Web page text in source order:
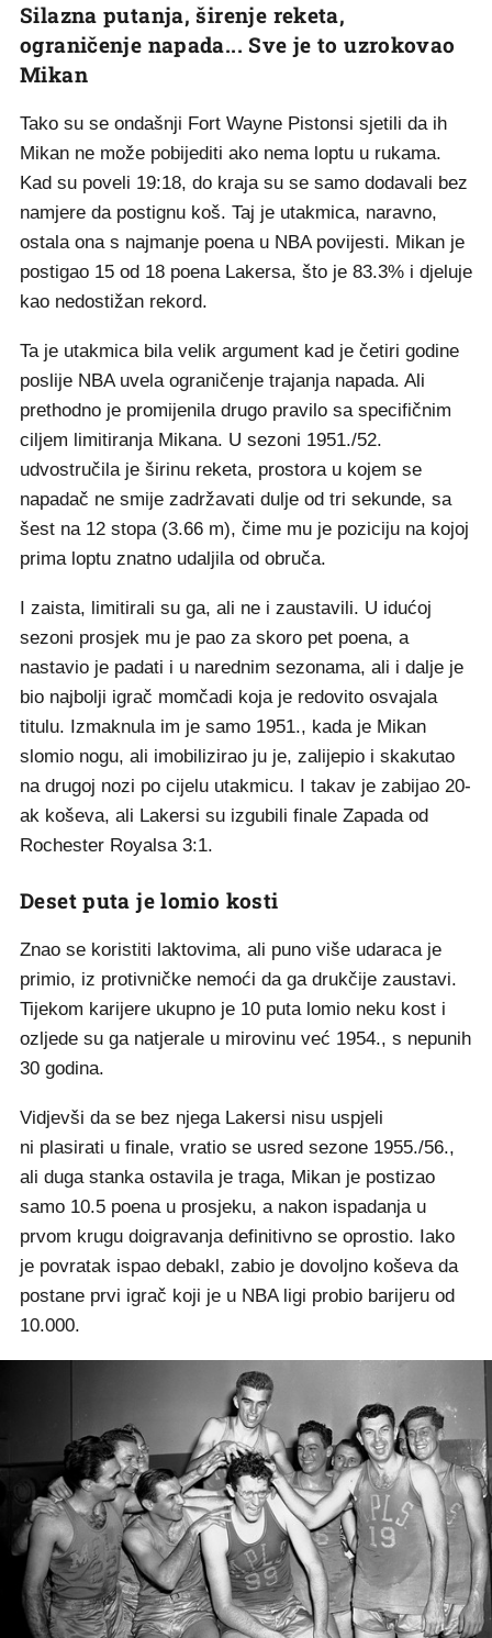
Silazna putanja, širenje reketa,
ograničenje napada... Sve je to uzrokovao
Mikan
Tako su se ondašnji Fort Wayne Pistonsi sjetili da ih
Mikan ne može pobijediti ako nema loptu u rukama.
Kad su poveli 19:18, do kraja su se samo dodavali bez
namjere da postignu koš. Taj je utakmica, naravno,
ostala ona s najmanje poena u NBA povijesti. Mikan je
postigao 15 od 18 poena Lakersa, što je 83.3% i djeluje
kao nedostižan rekord.
Ta je utakmica bila velik argument kad je četiri godine
poslije NBA uvela ograničenje trajanja napada. Ali
prethodno je promijenila drugo pravilo sa specifičnim
ciljem limitiranja Mikana. U sezoni 1951./52.
udvostručila je širinu reketa, prostora u kojem se
napadač ne smije zadržavati dulje od tri sekunde, sa
šest na 12 stopa (3.66 m), čime mu je poziciju na kojoj
prima loptu znatno udaljila od obruča.
I zaista, limitirali su ga, ali ne i zaustavili. U idućoj
sezoni prosjek mu je pao za skoro pet poena, a
nastavio je padati i u narednim sezonama, ali i dalje je
bio najbolji igrač momčadi koja je redovito osvajala
titulu. Izmaknula im je samo 1951., kada je Mikan
slomio nogu, ali imobilizirao ju je, zalijepio i skakutao
na drugoj nozi po cijelu utakmicu. I takav je zabijao 20-
ak koševa, ali Lakersi su izgubili finale Zapada od
Rochester Royalsa 3:1.
Deset puta je lomio kosti
Znao se koristiti laktovima, ali puno više udaraca je
primio, iz protivničke nemoći da ga drukčije zaustavi.
Tijekom karijere ukupno je 10 puta lomio neku kost i
ozljede su ga natjerale u mirovinu već 1954., s nepunih
30 godina.
Vidjevši da se bez njega Lakersi nisu uspjeli
ni plasirati u finale, vratio se usred sezone 1955./56.,
ali duga stanka ostavila je traga, Mikan je postizao
samo 10.5 poena u prosjeku, a nakon ispadanja u
prvom krugu doigravanja definitivno se oprostio. Iako
je povratak ispao debakl, zabio je dovoljno koševa da
postane prvi igrač koji je u NBA ligi probio barijeru od
10.000.